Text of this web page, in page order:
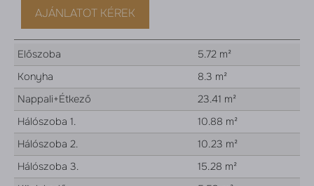
AJÁNLATOT KÉREK
Előszoba
5.72 m²
Konyha
8.3 m²
Nappali+Étkező
23.41 m²
Hálószoba 1.
10.88 m²
Hálószoba 2.
10.23 m²
Hálószoba 3.
15.28 m²